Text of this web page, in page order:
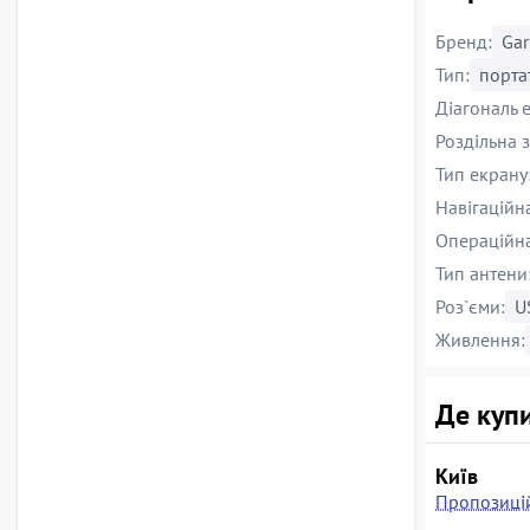
Бренд:
Тип:
Діагональ
Роздільна
Тип
Тип
Роз`єми:
Живлення:
Де
Київ